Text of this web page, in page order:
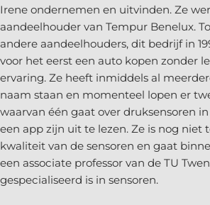
Irene ondernemen en uitvinden. Ze
aandeelhouder van Tempur Benelux.
andere aandeelhouders, dit bedrijf in
voor het eerst een auto kopen zonder
ervaring. Ze heeft inmiddels al
naam staan en momenteel lopen er
waarvan één gaat over druksensoren
een app zijn uit te lezen. Ze is nog niet
kwaliteit van de sensoren en gaat
een associate professor van de TU
gespecialiseerd is in sensoren.